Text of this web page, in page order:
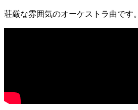
荘厳な雰囲気のオーケストラ曲です。